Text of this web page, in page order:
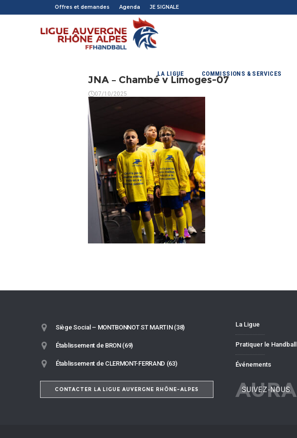
Offres et demandes Agenda JE SIGNALE
LA LIGUE COMMISSIONS & SERVICES
JNA – Chambé v Limoges-07
07/10/2025
Siège Social – MONTBONNOT ST MARTIN (38)
Établissement de BRON (69)
Établissement de CLERMONT-FERRAND (63)
CONTACTER LA LIGUE AUVERGNE RHÔNE-ALPES
La Ligue
Pratiquer le Handball
Événements
AURA
SUIVEZ-NOUS